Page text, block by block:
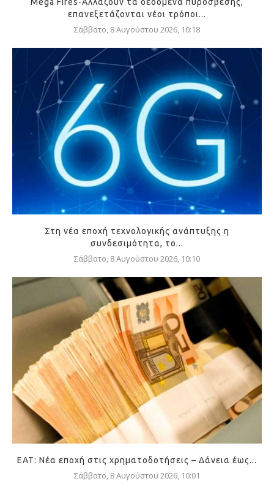
επανεξετάζονται νέοι τρόποι...
Σάββατο, 8 Αυγούστου 2026, 10:18
Στη νέα εποχή τεχνολογικής ανάπτυξης η
συνδεσιμότητα, το...
Σάββατο, 8 Αυγούστου 2026, 10:10
ΕΑΤ: Νέα εποχή στις χρηματοδοτήσεις – Δάνεια έως...
Σάββατο, 8 Αυγούστου 2026, 10:01